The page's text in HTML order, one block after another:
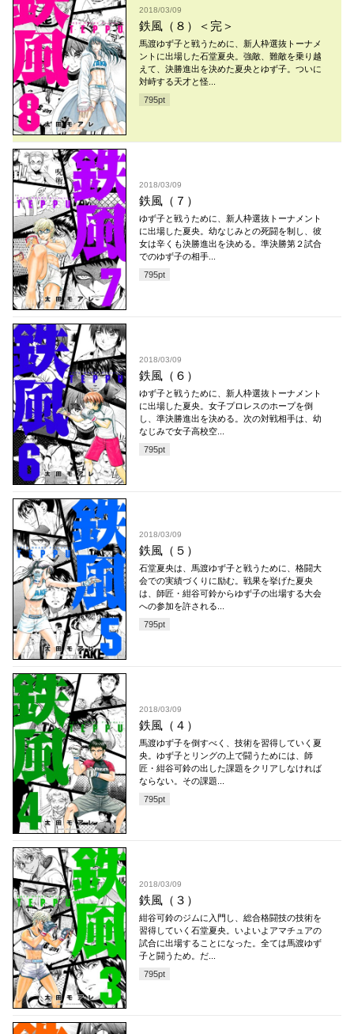
2018/03/09
鉄風（８）＜完＞
馬渡ゆず子と戦うために、新人枠選抜トーナメ
ントに出場した石堂夏央。強敵、難敵を乗り越
えて、決勝進出を決めた夏央とゆず子。ついに
対峙する天才と怪...
795pt
2018/03/09
鉄風（７）
ゆず子と戦うために、新人枠選抜トーナメント
に出場した夏央。幼なじみとの死闘を制し、彼
女は辛くも決勝進出を決める。準決勝第２試合
でのゆず子の相手...
795pt
2018/03/09
鉄風（６）
ゆず子と戦うために、新人枠選抜トーナメント
に出場した夏央。女子プロレスのホープを倒
し、準決勝進出を決める。次の対戦相手は、幼
なじみで女子高校空...
795pt
2018/03/09
鉄風（５）
石堂夏央は、馬渡ゆず子と戦うために、格闘大
会での実績づくりに励む。戦果を挙げた夏央
は、師匠・紺谷可鈴からゆず子の出場する大会
への参加を許される...
795pt
2018/03/09
鉄風（４）
馬渡ゆず子を倒すべく、技術を習得していく夏
央。ゆず子とリングの上で闘うためには、師
匠・紺谷可鈴の出した課題をクリアしなければ
ならない。その課題...
795pt
2018/03/09
鉄風（３）
紺谷可鈴のジムに入門し、総合格闘技の技術を
習得していく石堂夏央。いよいよアマチュアの
試合に出場することになった。全ては馬渡ゆず
子と闘うため。だ...
795pt